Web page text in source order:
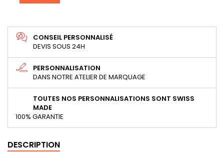
CONSEIL PERSONNALISÉ
DEVIS SOUS 24H
PERSONNALISATION
DANS NOTRE ATELIER DE MARQUAGE
TOUTES NOS PERSONNALISATIONS SONT SWISS
MADE
100% GARANTIE
DESCRIPTION